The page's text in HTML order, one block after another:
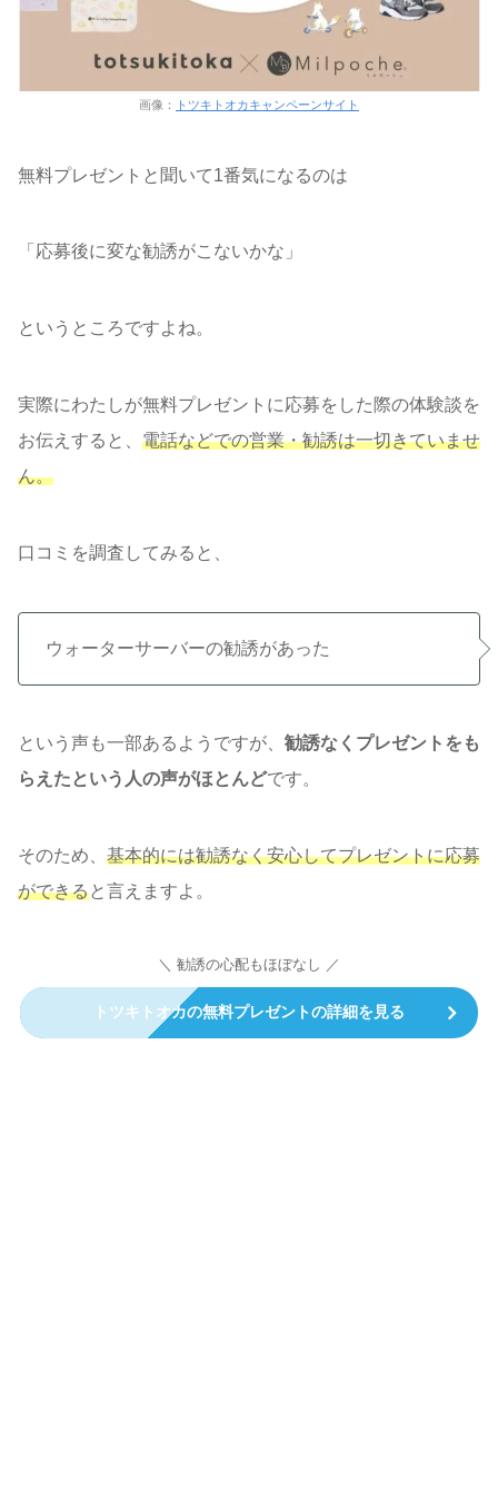
画像： トツキトオカキャンペーンサイト
無料プレゼントと聞いて1番気になるのは
「応募後に変な勧誘がこないかな」
というところですよね。
実際にわたしが無料プレゼントに応募をした際の体験談を
お伝えすると、 電話などでの営業・勧誘は一切きていませ
ん。
口コミを調査してみると、
ウォーターサーバーの勧誘があった
という声も一部あるようですが、 勧誘なくプレゼントをも
らえたという人の声がほとんどです。
そのため、 基本的には勧誘なく安心してプレゼントに応募
ができると言えますよ。
＼ 勧誘の心配もほぼなし ／
トツキトオカの無料プレゼントの詳細を見る